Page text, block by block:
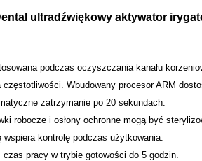
ultradźwiękowy aktywator
podczas oczyszczania kanału
Wbudowany procesor ARM
zatrzymanie po 20 sekundach.
robocze i osłony ochronne mogą być
kontrolę podczas użytkowania.
pracy w trybie gotowości do 5 godzin.